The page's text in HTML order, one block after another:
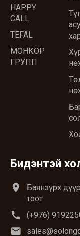
HAPPY
CALL
TEFAL
МОНКОР
ГРУПП
Бидэнтэй
location_on
Баянзүрх
тоот
call (+976)
email